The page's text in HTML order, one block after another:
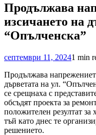
Продължава
изсичането на
“Опълченска”
септември 11, 20241 min
Продължава
дърветата на ул.
се срещнаха с
обсъдят проекта за
положителен резултат
тъй като днес те
решението.